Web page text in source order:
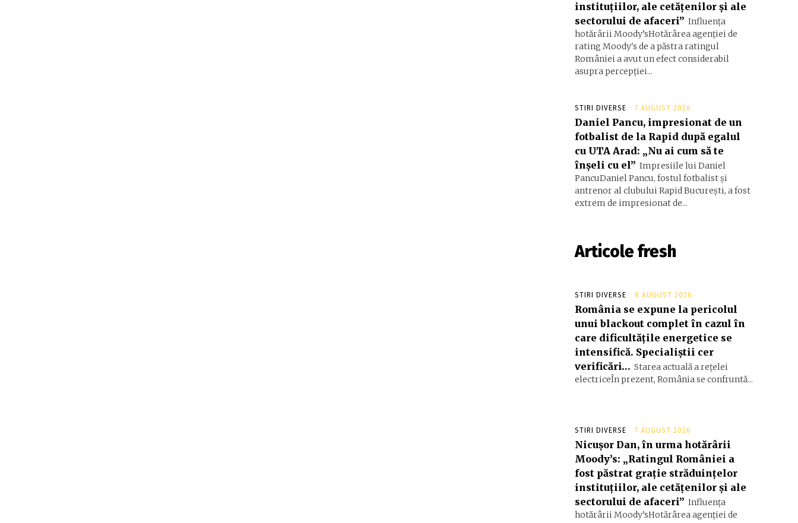
instituțiilor, ale cetățenilor și ale
sectorului de afaceri” Influența
hotărârii Moody’sHotărârea agenției de
rating Moody's de a păstra ratingul
României a avut un efect considerabil
asupra percepției...
STIRI DIVERSE 7 AUGUST 2026
Daniel Pancu, impresionat de un
fotbalist de la Rapid după egalul
cu UTA Arad: „Nu ai cum să te
înșeli cu el” Impresiile lui Daniel
PancuDaniel Pancu, fostul fotbalist și
antrenor al clubului Rapid București, a fost
extrem de impresionat de...
Articole fresh
STIRI DIVERSE 8 AUGUST 2026
România se expune la pericolul
unui blackout complet în cazul în
care dificultățile energetice se
intensifică. Specialiștii cer
verificări… Starea actuală a rețelei
electriceÎn prezent, România se confruntă...
STIRI DIVERSE 7 AUGUST 2026
Nicușor Dan, în urma hotărârii
Moody’s: „Ratingul României a
fost păstrat grație străduințelor
instituțiilor, ale cetățenilor și ale
sectorului de afaceri” Influența
hotărârii Moody’sHotărârea agenției de